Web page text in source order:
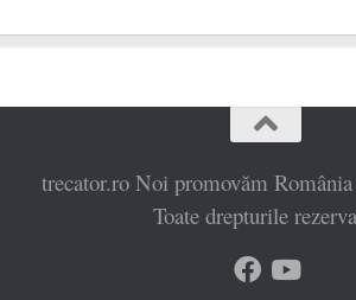
trecator.ro Noi promovăm
Toate drepturile